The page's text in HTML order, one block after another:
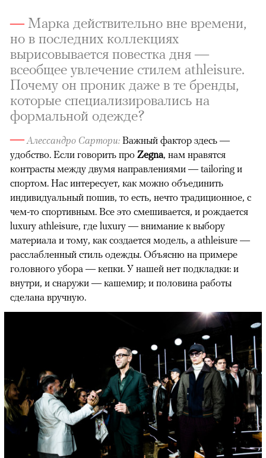
—Марка действительно вне времени,
но в последних коллекциях
вырисовывается повестка дня —
всеобщее увлечение стилем athleisure.
Почему он проник даже в те бренды,
которые специализировались на
формальной одежде?
— Алессандро Сартори: Важный фактор здесь —
удобство. Если говорить про Zegna, нам нравятся
контрасты между двумя направлениями — tailoring и
спортом. Нас интересует, как можно объединить
индивидуальный пошив, то есть, нечто традиционное, с
чем-то спортивным. Все это смешивается, и рождается
luxury athleisure, где luxury — внимание к выбору
материала и тому, как создается модель, а athleisure —
расслабленный стиль одежды. Объясню на примере
головного убора — кепки. У нашей нет подкладки: и
внутри, и снаружи — кашемир; и половина работы
сделана вручную.